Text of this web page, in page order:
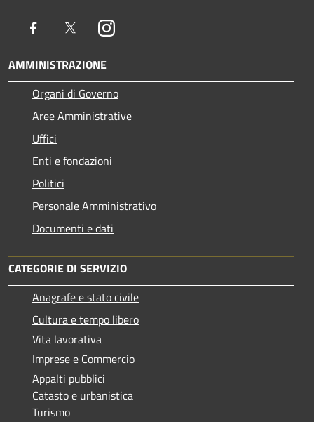
Facebook TwitterInstagram
AMMINISTRAZIONE
Organi di Governo
Aree Amministrative
Uffici
Enti e fondazioni
Politici
Personale Amministrativo
Documenti e dati
CATEGORIE DI SERVIZIO
Anagrafe e stato civile
Cultura e tempo libero
Vita lavorativa
Imprese e Commercio
Appalti pubblici
Catasto e urbanistica
Turismo